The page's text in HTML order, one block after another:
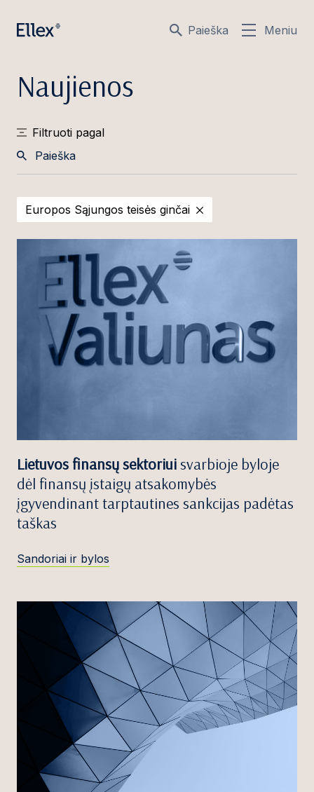
Paieška Meniu
Naujienos
Filtruoti pagal
Europos Sąjungos teisės ginčai
Lietuvos finansų sektoriuisvarbioje byloje
dėl finansų įstaigų atsakomybės
įgyvendinant tarptautines sankcijas padėtas
taškas
Sandoriai ir bylos